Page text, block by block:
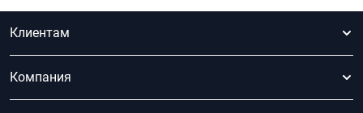
Клиентам
Компания